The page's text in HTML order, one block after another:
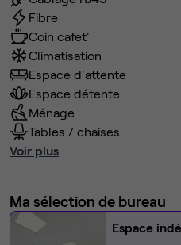
Fibre
Coin cafet'
Climatisation
Espace d'attente
Espace détente
Ménage
Tables / chaises
Voir plus
Ma sélection de bureau
Espace